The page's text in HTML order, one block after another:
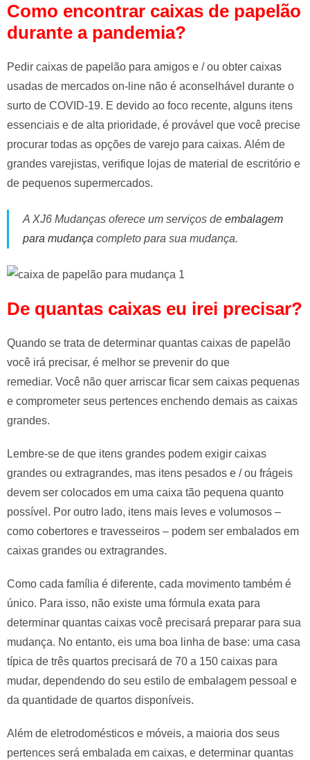
Como encontrar caixas de papelão
durante a pandemia?
Pedir caixas de papelão para amigos e / ou obter caixas
usadas de mercados on-line não é aconselhável durante o
surto de COVID-19. E devido ao foco recente, alguns itens
essenciais e de alta prioridade, é provável que você precise
procurar todas as opções de varejo para caixas. Além de
grandes varejistas, verifique lojas de material de escritório e
de pequenos supermercados.
A XJ6 Mudanças oferece um serviços de embalagem
para mudança completo para sua mudança.
De quantas caixas eu irei precisar?
Quando se trata de determinar quantas caixas de papelão
você irá precisar, é melhor se prevenir do que
remediar. Você não quer arriscar ficar sem caixas pequenas
e comprometer seus pertences enchendo demais as caixas
grandes.
Lembre-se de que itens grandes podem exigir caixas
grandes ou extragrandes, mas itens pesados ​​e / ou frágeis
devem ser colocados em uma caixa tão pequena quanto
possível. Por outro lado, itens mais leves e volumosos –
como cobertores e travesseiros – podem ser embalados em
caixas grandes ou extragrandes.
Como cada família é diferente, cada movimento também é
único. Para isso, não existe uma fórmula exata para
determinar quantas caixas você precisará preparar para sua
mudança. No entanto, eis uma boa linha de base: uma casa
típica de três quartos precisará de 70 a 150 caixas para
mudar, dependendo do seu estilo de embalagem pessoal e
da quantidade de quartos disponíveis.
Além de eletrodomésticos e móveis, a maioria dos seus
pertences será embalada em caixas, e determinar quantas